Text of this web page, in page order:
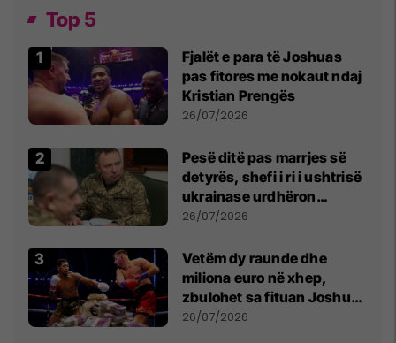
Top 5
Fjalët e para të Joshuas
pas fitores me nokaut ndaj
Kristian Prengës
26/07/2026
Pesë ditë pas marrjes së
detyrës, shefi i ri i ushtrisë
ukrainase urdhëron
kontroll të madh
26/07/2026
Vetëm dy raunde dhe
miliona euro në xhep,
zbulohet sa fituan Joshua
e Prenga
26/07/2026